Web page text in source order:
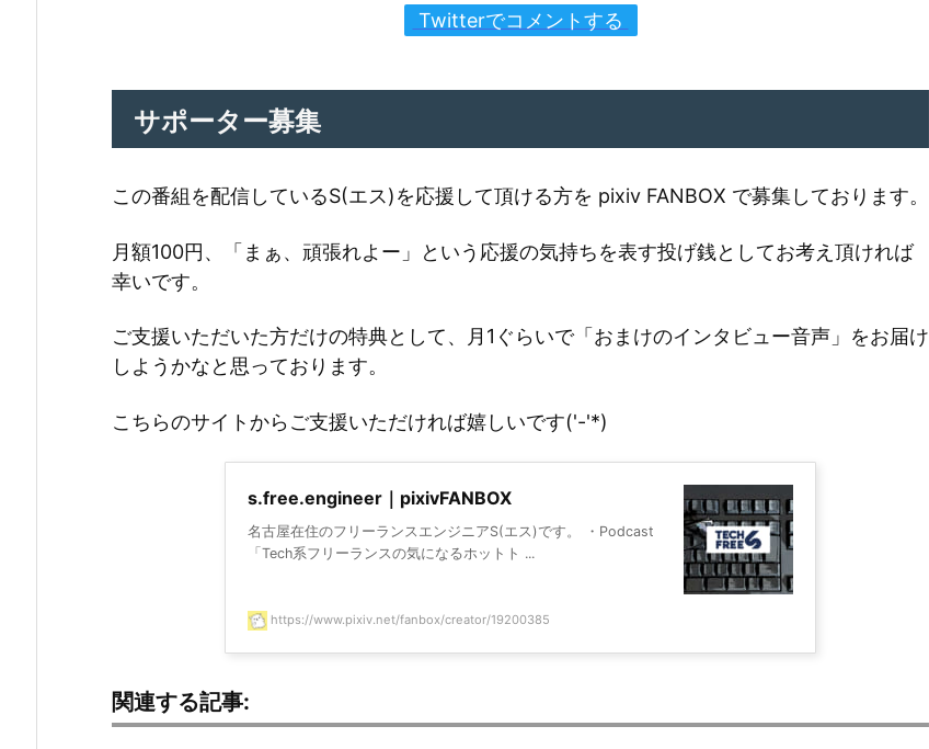
Twitterでコメントする
サポーター募集
この番組を配信しているS(エス)を応援して頂ける方を pixiv FANBOX で募集しております。
月額100円、「まぁ、頑張れよー」という応援の気持ちを表す投げ銭としてお考え頂ければ
幸いです。
ご支援いただいた方だけの特典として、月1ぐらいで「おまけのインタビュー音声」をお届け
しようかなと思っております。
こちらのサイトからご支援いただければ嬉しいです('-'*)
s.free.engineer｜pixivFANBOX
名古屋在住のフリーランスエンジニアS(エス)です。 ・Podcast
「Tech系フリーランスの気になるホットト ...
https://www.pixiv.net/fanbox/creator/19200385
関連する記事: